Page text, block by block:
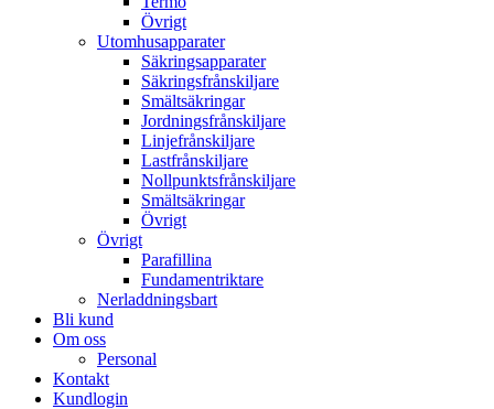
Övrigt
Utomhusapparater
Säkringsapparater
Säkringsfrånskiljare
Smältsäkringar
Jordningsfrånskiljare
Linjefrånskiljare
Lastfrånskiljare
Nollpunktsfrånskiljare
Smältsäkringar
Övrigt
Övrigt
Parafillina
Fundamentriktare
Nerladdningsbart
Bli kund
Om oss
Personal
Kontakt
Kundlogin